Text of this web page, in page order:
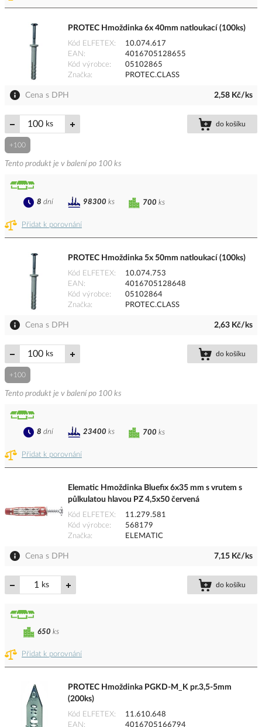
PROTEC Hmoždinka 6x 40mm natloukací (100ks)
Kód ELFETEX
10.074.617
EAN
4016705128655
Kód výrobce
05102865
Značka
PROTEC.CLASS
Cena s DPH 2,58 Kč/ks
ks do košíku
+100
Tento produkt je v balení po 100 ks
Přidat k porovnání
700 ks
8 dní 98300 ks
PROTEC Hmoždinka 5x 50mm natloukací (100ks)
Kód ELFETEX
10.074.753
EAN
4016705128648
Kód výrobce
05102864
Značka
PROTEC.CLASS
Cena s DPH 2,63 Kč/ks
ks do košíku
+100
Tento produkt je v balení po 100 ks
Přidat k porovnání
700 ks
8 dní 23400 ks
Elematic Hmoždinka Bluefix 6x35 mm s vrutem s
půlkulatou hlavou PZ 4,5x50 červená
Kód ELFETEX
11.279.581
Kód výrobce
568179
Značka
ELEMATIC
Cena s DPH 7,15 Kč/ks
ks do košíku
Přidat k porovnání
650 ks
PROTEC Hmoždinka PGKD-M_K pr.3,5-5mm
(200ks)
Kód ELFETEX
11.610.648
EAN
4016705166794